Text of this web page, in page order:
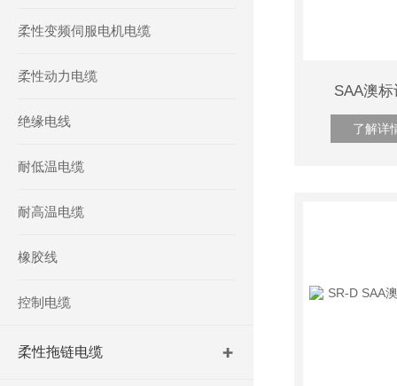
柔性变频伺服电机电缆
柔性动力电缆
绝缘电线
耐低温电缆
耐高温电缆
橡胶线
控制电缆
柔性拖链电缆
SAA澳
了解详